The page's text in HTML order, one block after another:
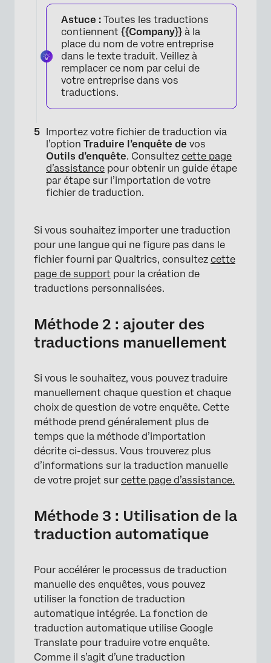
Astuce : Toutes les traductions
contiennent {{Company}} à la
place du nom de votre entreprise
dans le texte traduit. Veillez à
remplacer ce nom par celui de
votre entreprise dans vos
traductions.
Importez votre fichier de traduction via
l’option Traduire l’enquête de vos
Outils d’enquête. Consultez cette page
d’assistance pour obtenir un guide étape
par étape sur l’importation de votre
fichier de traduction.
Si vous souhaitez importer une traduction
pour une langue qui ne figure pas dans le
fichier fourni par Qualtrics, consultez cette
page de support pour la création de
traductions personnalisées.
Méthode 2 : ajouter des
traductions manuellement
Si vous le souhaitez, vous pouvez traduire
manuellement chaque question et chaque
choix de question de votre enquête. Cette
méthode prend généralement plus de
temps que la méthode d’importation
décrite ci-dessus. Vous trouverez plus
d’informations sur la traduction manuelle
de votre projet sur cette page d’assistance.
Méthode 3 : Utilisation de la
traduction automatique
Pour accélérer le processus de traduction
manuelle des enquêtes, vous pouvez
utiliser la fonction de traduction
automatique intégrée. La fonction de
traduction automatique utilise Google
Translate pour traduire votre enquête.
Comme il s’agit d’une traduction